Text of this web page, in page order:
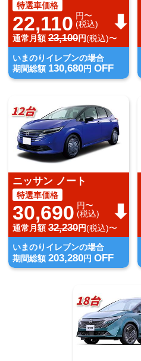
特選車価格
22,110 円〜
(税込)
通常月額23,100円(税込)〜
いまのりイレブンの場合
期間総額 130,680円 OFF
ニッサン ノート
特選車価格
30,690 円〜
(税込)
通常月額32,230円(税込)〜
いまのりイレブンの場合
期間総額 203,280円 OFF